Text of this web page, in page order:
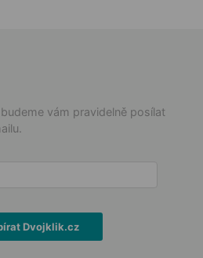
vám pravidelně posílat
Dvojklik.cz